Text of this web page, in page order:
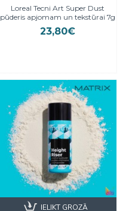
Loreal Tecni Art Super Dust
pūderis apjomam un tekstūrai 7g
23,80€
IELIKT GROZĀ